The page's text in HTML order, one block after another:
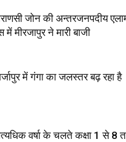
जोन की अन्तरजनपदीय
में मीरजापुर ने मारी बाजी
में गंगा का जलस्तर बढ़ रहा है
वर्षा के चलते कक्षा 1 से 8